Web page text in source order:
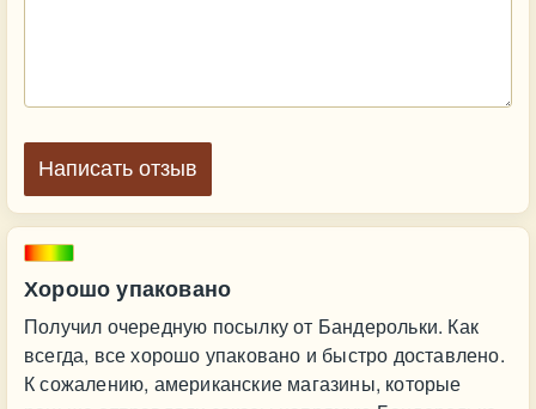
Хорошо упаковано
Получил очередную посылку от Бандерольки. Как
всегда, все хорошо упаковано и быстро доставлено.
К сожалению, американские магазины, которые
Написать отзыв